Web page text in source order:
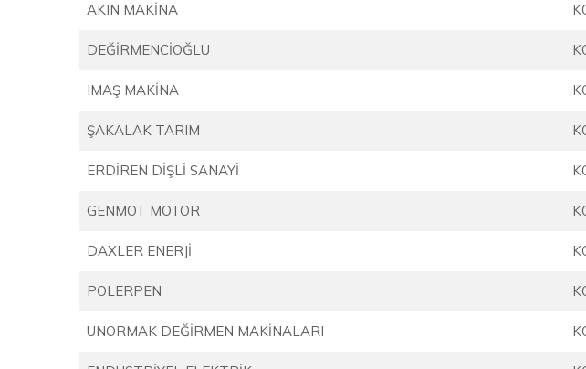
AKIN MAKİNA
DEĞİRMENCİOĞLU
IMAŞ MAKİNA
ŞAKALAK TARIM
ERDİREN DİŞLİ SANAYİ
GENMOT MOTOR
DAXLER ENERJİ
POLERPEN
UNORMAK DEĞİRMEN MAKİNALARI